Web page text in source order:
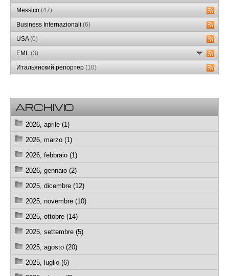
Messico (47)
Business Internazionali (6)
USA(0)
EML (3)
Итальянский репортер (10)
ARCHIVIO
2026, aprile (1)
2026, marzo (1)
2026, febbraio (1)
2026, gennaio (2)
2025, dicembre (12)
2025, novembre (10)
2025, ottobre (14)
2025, settembre (5)
2025, agosto (20)
2025, luglio (6)